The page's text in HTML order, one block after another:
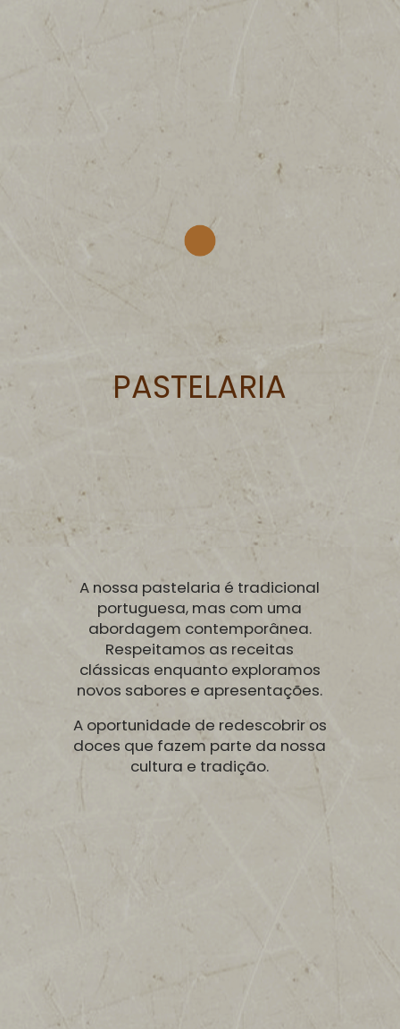
PASTELARIA
A nossa pastelaria é tradicional
portuguesa, mas com uma
abordagem contemporânea.
Respeitamos as receitas
clássicas enquanto exploramos
novos sabores e apresentações.
A oportunidade de redescobrir os
doces que fazem parte da nossa
cultura e tradição.